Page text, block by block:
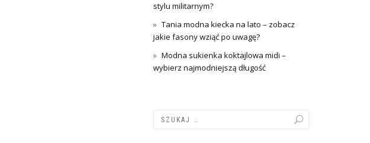
stylu militarnym?
Tania modna kiecka na lato – zobacz
jakie fasony wziąć po uwagę?
Modna sukienka koktajlowa midi –
wybierz najmodniejszą długość